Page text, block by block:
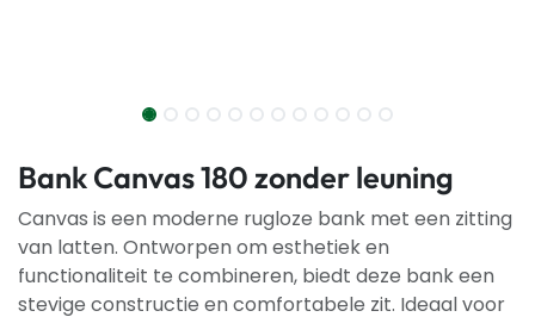
Bank Canvas 180 zonder leuning
Canvas is een moderne rugloze bank met een zitting
van latten. Ontworpen om esthetiek en
functionaliteit te combineren, biedt deze bank een
stevige constructie en comfortabele zit. Ideaal voor